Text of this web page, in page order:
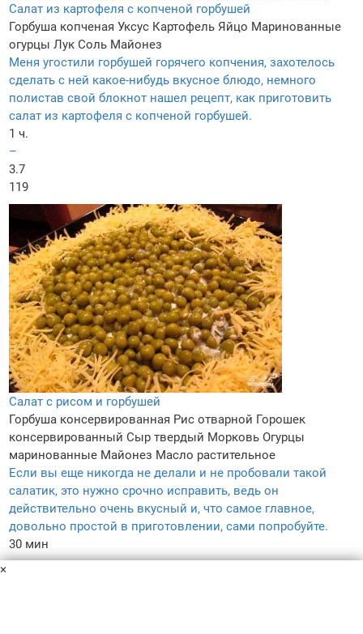
Салат из картофеля с копченой горбушей
Горбуша копченая Уксус Картофель Яйцо Маринованные
огурцы Лук Соль Майонез
Меня угостили горбушей горячего копчения, захотелось
сделать с ней какое-нибудь вкусное блюдо, немного
полистав свой блокнот нашел рецепт, как приготовить
салат из картофеля с копченой горбушей.
1 ч.
–
3.7
119
Салат с рисом и горбушей
Горбуша консервированная Рис отварной Горошек
консервированный Сыр твердый Морковь Огурцы
маринованные Майонез Масло растительное
Если вы еще никогда не делали и не пробовали такой
салатик, это нужно срочно исправить, ведь он
действительно очень вкусный и, что самое главное,
довольно простой в приготовлении, сами попробуйте.
30 мин
–
×